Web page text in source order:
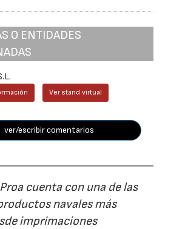
O ENTIDADES
Ver stand virtual
ver/escribir comentarios
cuenta con una de las
navales más
imprimaciones